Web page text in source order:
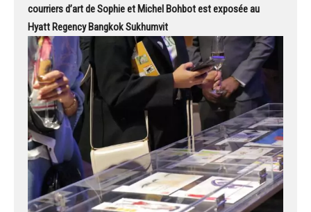
courriers d’art de Sophie et Michel Bohbot est exposée au
Hyatt Regency Bangkok Sukhumvit